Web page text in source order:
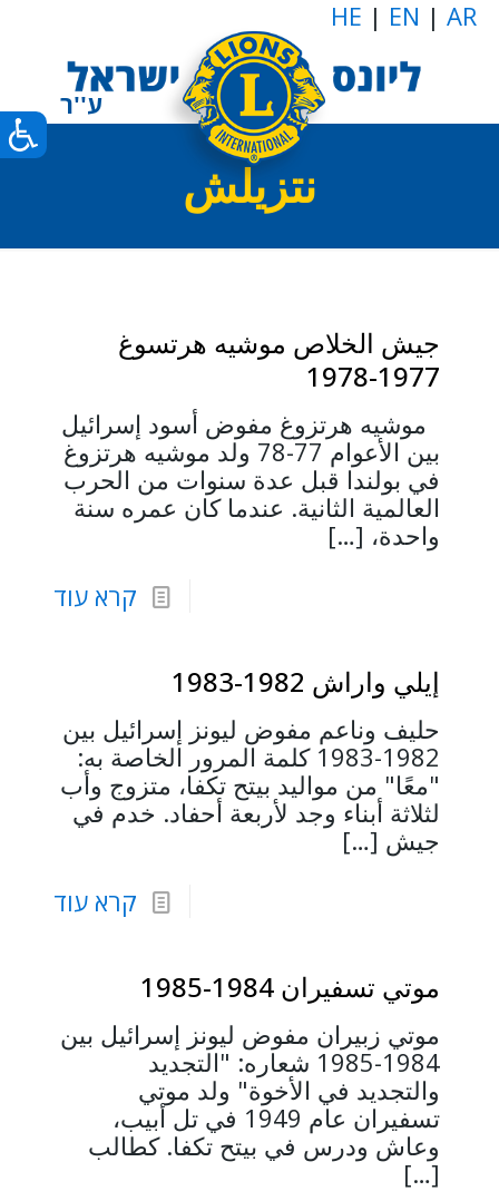
HE | EN | AR
نتزيلش
جيش الخلاص موشيه هرتسوغ
1977-1978
موشيه هرتزوغ مفوض أسود إسرائيل
بين الأعوام 77-78 ولد موشيه هرتزوغ
في بولندا قبل عدة سنوات من الحرب
العالمية الثانية. عندما كان عمره سنة
واحدة، […]
קרא עוד
إيلي واراش 1982-1983
حليف وناعم مفوض ليونز إسرائيل بين
1982-1983 كلمة المرور الخاصة به:
"معًا" من مواليد بيتح تكفا، متزوج وأب
لثلاثة أبناء وجد لأربعة أحفاد. خدم في
جيش […]
קרא עוד
موتي تسفيران 1984-1985
موتي زبيران مفوض ليونز إسرائيل بين
1984-1985 شعاره: "التجديد
والتجديد في الأخوة" ولد موتي
تسفيران عام 1949 في تل أبيب،
وعاش ودرس في بيتح تكفا. كطالب
[…]